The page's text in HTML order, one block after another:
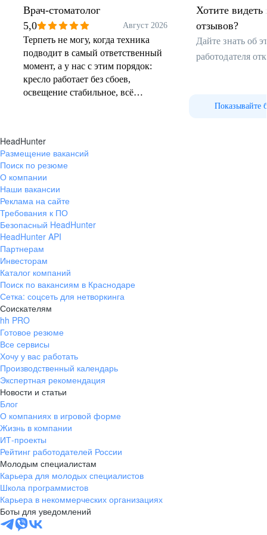
ВАКАНСИИ
ВАКАНСИИ
ВАКАНСИИ
Врач-стоматолог
5,0
Август 2026
Терпеть не могу, когда техника
подводит в самый ответственный
момент, а у нас с этим порядок:
кресло работает без сбоев,
освещение стабильное, всё
движется быстрее, и результат
выходит качественнее. Это потому,
что в клинике не ставят во главу
прием основательно, чем гнаться
за количеством. Да и коллеги
отзывчивые: если нужен совет,
всегда подскажут без лишних
упреков.
Хотите видеть
отзывов?
Дайте знать об
работодателя
Показывайте
HeadHunter
Размещение вакансий
Поиск по резюме
О компании
Наши вакансии
Реклама на сайте
Требования к ПО
Безопасный HeadHunter
HeadHunter API
Партнерам
Инвесторам
Каталог компаний
Поиск по вакансиям в Краснодаре
Сетка: соцсеть для нетворкинга
Соискателям
hh PRO
Готовое резюме
Все сервисы
Хочу у вас работать
Производственный календарь
Экспертная рекомендация
Новости и статьи
Блог
О компаниях в игровой форме
Жизнь в компании
ИТ-проекты
Рейтинг работодателей России
Молодым специалистам
Карьера для молодых специалистов
Школа программистов
Карьера в некоммерческих организациях
Боты для уведомлений